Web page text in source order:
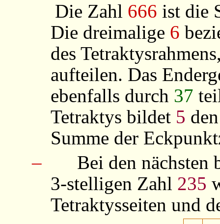
Die Zahl 666 ist die
Die dreimalige 6
des
aufteilen. Das
ebenfalls durch 37
Tetraktys bildet 5
Summe der
–
Bei den nächsten
3-stelligen Zahl 235
Tetraktysseiten und